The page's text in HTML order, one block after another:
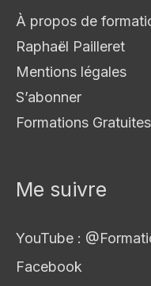
À propos de
Raphaël Pailleret
Mentions légales
S’abonner
Formations
Me suivre
YouTube :
Facebook